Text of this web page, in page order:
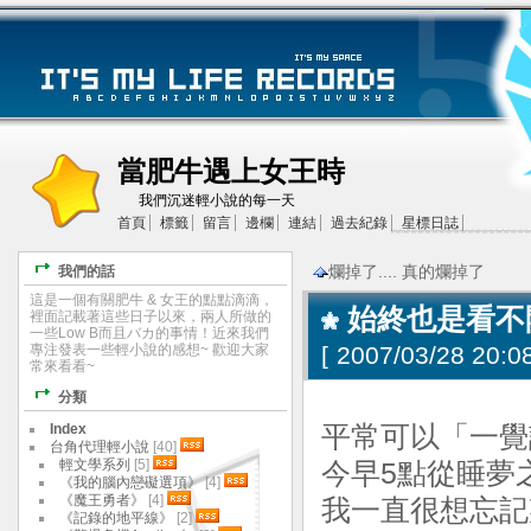
當肥牛遇上女王時
我們沉迷輕小說的每一天
首頁
標籤 留言 邊欄 連結 過去紀錄 星標日誌
爛掉了.... 真的爛掉了
始終也是看
[ 2007/03/28
平常可以「一
今早5點從睡夢
我一直很想忘
我們的話
這是一個有關肥牛 & 女王的點點滴滴，
裡面記載著這些日子以來，兩人所做的
一些Low B而且バカ的事情！近來我們
專注發表一些輕小說的感想~ 歡迎大家
常來看看~
分類
Index
台角代理輕小說 [40]
輕文學系列 [5]
《我的腦內戀礙選項》[4]
《魔王勇者》
[4]
《記錄的地平線》
[2]